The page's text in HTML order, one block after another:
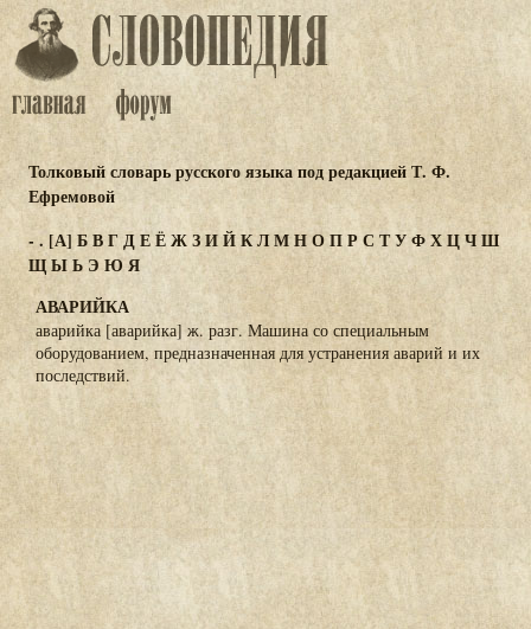
Толковый словарь русского языка под редакцией Т. Ф.
Ефремовой
- . [А] БВГДЕЁЖЗИЙКЛМНОПРС ТУФХЦЧШ
ЩЫЬЭ ЮЯ
АВАРИЙКА
аварийка [аварийка] ж. разг. Машина со специальным
оборудованием, предназначенная для устранения аварий и их
последствий.